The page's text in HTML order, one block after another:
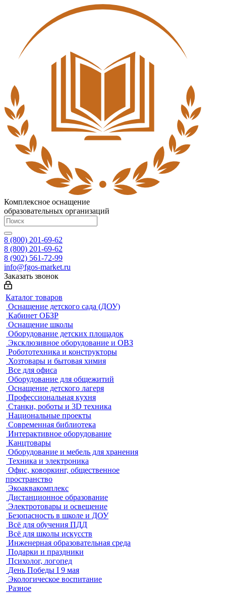
Комплексное оснащение
образовательных организаций
8 (800) 201-69-62
8 (800) 201-69-62
8 (902) 561-72-99
info@fgos-market.ru
Заказать звонок
Каталог товаров
Оснащение детского сада (ДОУ)
Кабинет ОБЗР
Оснащение школы
Оборудование детских площадок
Эксклюзивное оборудование и ОВЗ
Робототехника и конструкторы
Хозтовары и бытовая химия
Все для офиса
Оборудование для общежитий
Оснащение детского лагеря
Профессиональная кухня
Станки, роботы и 3D техника
Национальные проекты
Современная библиотека
Интерактивное оборудование
Канцтовары
Оборудование и мебель для хранения
Техника и электроника
Офис, коворкинг, общественное
пространство
Экоаквакомплекс
Дистанционное образование
Электротовары и освещение
Безопасность в школе и ДОУ
Всё для обучения ПДД
Всё для школы искусств
Инженерная образовательная среда
Подарки и праздники
Психолог, логопед
День Победы I 9 мая
Экологическое воспитание
Разное